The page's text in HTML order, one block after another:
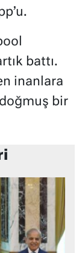
battı.
inanlara
bir